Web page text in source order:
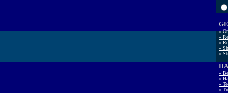
»
»
»
»
»
»
»
»
»